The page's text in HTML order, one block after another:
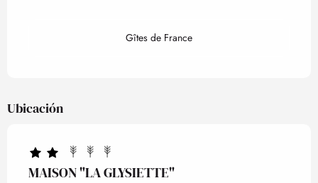
Gîtes de France
Ubicación
MAISON "LA GLYSIETTE"